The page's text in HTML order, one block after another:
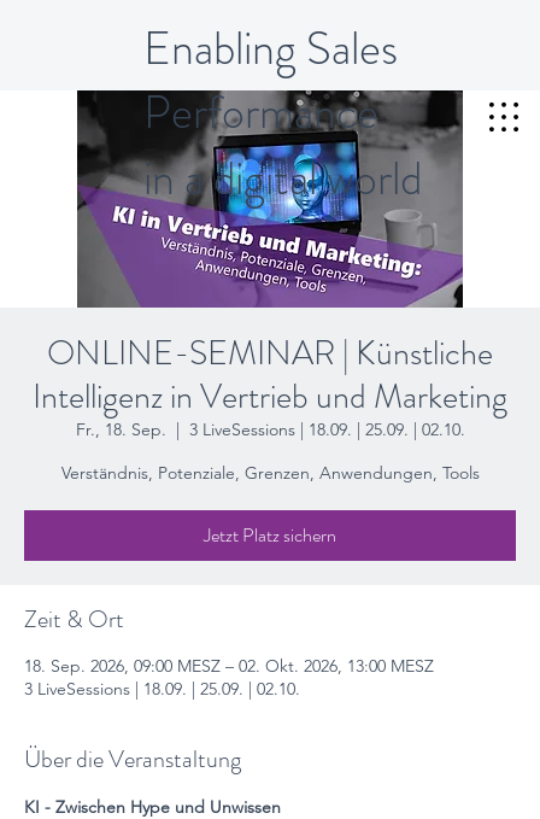
Enabling Sales
Performance
in a digital world
ONLINE-SEMINAR | Künstliche
Intelligenz in Vertrieb und Marketing
Fr., 18. Sep.
  |
3 LiveSessions | 18.09. | 25.09. | 02.10.
Verständnis, Potenziale, Grenzen, Anwendungen, Tools
Jetzt Platz sichern
Zeit & Ort
18. Sep. 2026, 09:00 MESZ – 02. Okt. 2026, 13:00 MESZ
3 LiveSessions | 18.09. | 25.09. | 02.10.
Über die Veranstaltung
KI - Zwischen Hype und Unwissen